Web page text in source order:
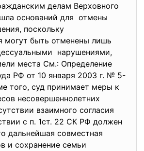
делам Верховного
оснований для отмены
поскольку
могут быть отменены лишь
нарушениями,
места См.: Определение
РФ от 10 января 2003 г. № 5-
того, суд принимает меры к
несовершеннолетних
взаимного согласия
с п. 1ст. 22 СК РФ должен
дальнейшая совместная
и сохранение семьи